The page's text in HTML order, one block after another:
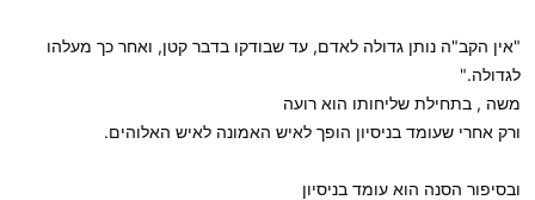
"אין הקב"ה נותן גדולה לאדם, עד שבודקו בדבר קטן, ואחר כך מעלהו
לגדולה."
משה , בתחילת שליחותו הוא רועה
ורק אחרי שעומד בניסיון הופך לאיש האמונה לאיש האלוהים.
ובסיפור הסנה הוא עומד בניסיון